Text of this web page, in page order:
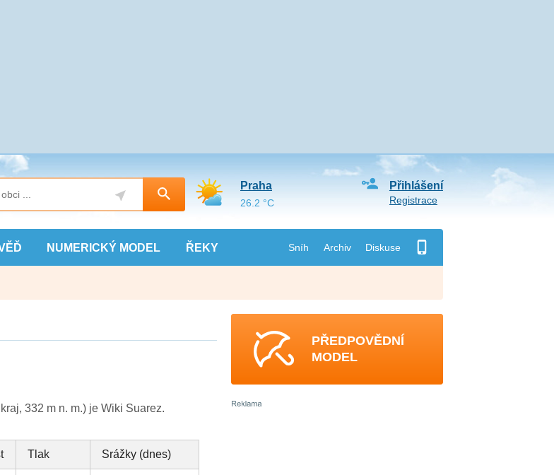
NUMERICKÝ MODEL ŘEKY Sníh Archiv Diskuse
Přihlášení
Registrace
Praha
26.2 °C
332 m n. m.) je Wiki Suarez.
Tlak Srážky (dnes)
PŘEDPOVĚDNÍ
MODEL